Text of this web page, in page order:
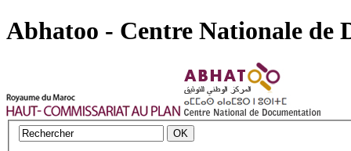
Abhatoo - Centre Nationale de